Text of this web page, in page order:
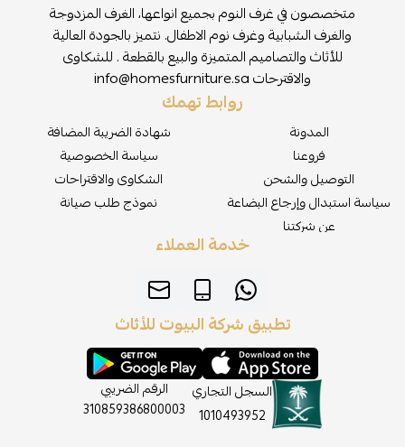
متخصصون في غرف النوم بجميع انواعها، الغرف المزدوجة
والغرف الشبابية وغرف نوم الاطفال. نتميز بالجودة العالية
للأثاث والتصاميم المتميزة والبيع بالقطعة . للشكاوى
والاقترحاتinfo@homesfurniture.sa
روابط تهمك
المدونة
فروعنا
التوصيل والشحن
سياسة استبدال وإرجاع البضاعة
عن شركتنا
شهادة الضريبة المضافة
سياسة الخصوصية
الشكاوى والاقتراحات
نموذج طلب صيانة
خدمة العملاء
تطبيق شركة البيوت للأثاث
السجل التجاري
1010493952
الرقم الضريبي
310859386800003